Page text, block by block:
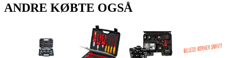
ANDRE KØBTE OGSÅ